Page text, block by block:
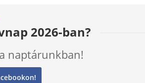
2026-ban?
naptárunkban!